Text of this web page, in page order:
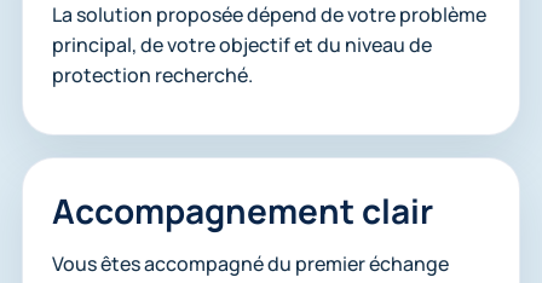
La solution proposée dépend de votre problème
principal, de votre objectif et du niveau de
protection recherché.
Accompagnement clair
Vous êtes accompagné du premier échange